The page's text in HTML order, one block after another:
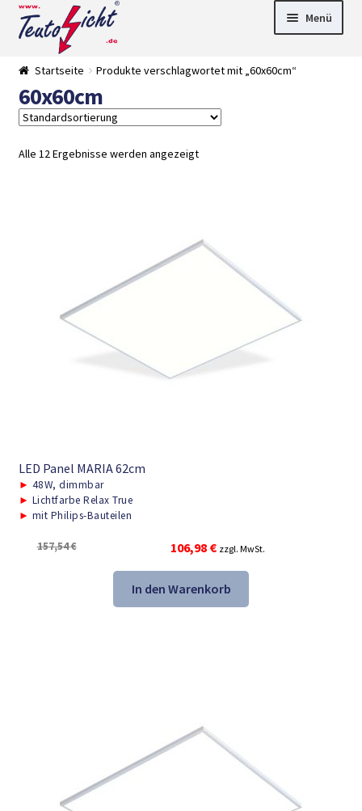
Zur
Navigation
springen
Springe
zum
Menü
►
Startseite Produkte verschlagwortet mit „60x60cm“
60x60cm
Alle 12 Ergebnisse werden angezeigt
LED Panel MARIA 62cm
► 48W, dimmbar
► Lichtfarbe Relax True
► mit Philips-Bauteilen
157,54€
Ursprünglicher
Preis
war:
157,54 €
106,98 €Aktueller
Preis
ist:
106,98 €.
zzgl. MwSt.
In den Warenkorb